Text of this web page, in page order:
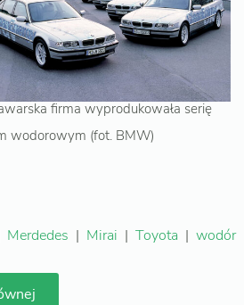
firma wyprodukowała serię
wodorowym (fot. BMW)
Merdedes | Mirai | Toyota | wodór